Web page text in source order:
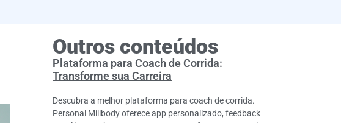
Outros conteúdos
Plataforma para Coach de Corrida:
Transforme sua Carreira
Descubra a melhor plataforma para coach de corrida.
Personal Millbody oferece app personalizado, feedback